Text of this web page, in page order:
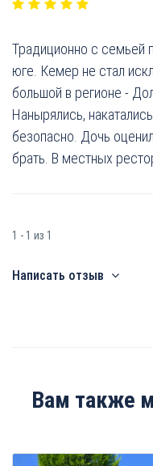
Традиционно с семьей
юге. Кемер не стал
большой в регионе -
Нанырялись,
безопасно. Дочь
брать. В местных
1 - 1 из 1
Написать отзыв
Вам также